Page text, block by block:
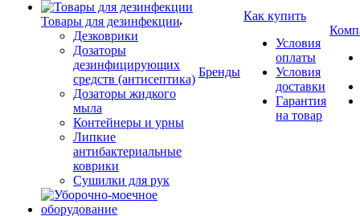
Товары для дезинфекции
Дезковрики
Дозаторы
дезинфицирующих
средств (антисептика)
Дозаторы жидкого
мыла
Контейнеры и урны
Липкие
антибактериальные
коврики
Сушилки для рук
Бренды
Как купить
Условия
оплаты
Условия
доставки
Гарантия
на товар